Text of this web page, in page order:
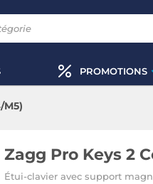
PROMOTIONS
M5)
Zagg Pro Keys 2
Étui-clavier avec support